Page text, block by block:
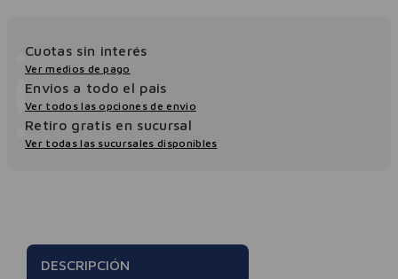
Cuotas sin interés
Ver medios de pago
Envios a todo el pais
Ver todos las opciones de envio
Retiro gratis en sucursal
Ver todas las sucursales disponibles
DESCRIPCIÓN